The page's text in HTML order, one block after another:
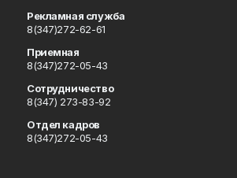
Рекламная служба
8(347)272-62-61
Приемная
8(347)272-05-43
Сотрудничество
8(347) 273-83-92
Отдел кадров
8(347)272-05-43